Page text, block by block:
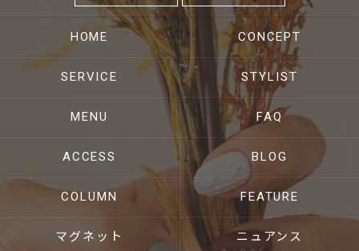
HOME CONCEPT
SERVICE STYLIST
MENU FAQ
ACCESS BLOG
COLUMN FEATURE
マグネット ニュアンス